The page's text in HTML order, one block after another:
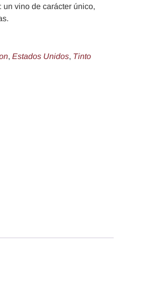
vino de carácter único,
, Estados Unidos, Tinto